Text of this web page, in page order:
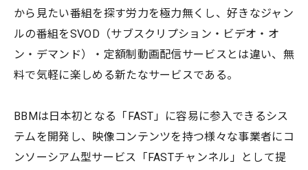
から見たい番組を探す労力を極力無くし、好きなジャン
ルの番組をSVOD（サブスクリプション・ビデオ・オ
ン・デマンド）・定額制動画配信サービスとは違い、無
料で気軽に楽しめる新たなサービスである。
BBMは日本初となる「FAST」に容易に参入できるシス
テムを開発し、映像コンテンツを持つ様々な事業者にコ
ンソーシアム型サービス「FASTチャンネル」として提